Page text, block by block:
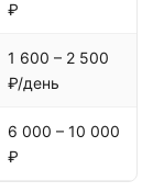
₽
1 600 – 2 500
₽/день
6 000 – 10 000
₽